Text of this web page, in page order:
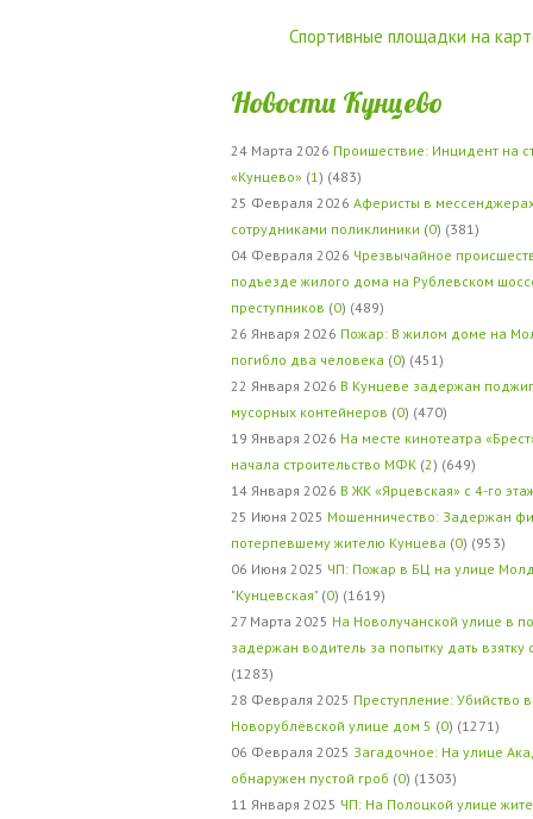
Спортивные площадки на
Новости Кунцево
24 Марта 2026 Проишествие: Инцидент на
«Кунцево» (1 ) (483)
25 Февраля 2026 Аферисты в
сотрудниками поликлиники (0) (381)
04 Февраля 2026 Чрезвычайное
подъезде жилого дома на Рублевском
преступников (0) (489)
26 Января 2026 Пожар: В жилом доме на
погибло два человека (0) (451)
22 Января 2026 В Кунцеве задержан
мусорных контейнеров (0) (470)
19 Января 2026 На месте кинотеатра
начала строительство МФК (2) (649)
14 Января 2026 В ЖК «Ярцевская» с 4-го
25 Июня 2025 Мошенничество: Задержан
потерпевшему жителю Кунцева (0) (953)
06 Июня 2025 ЧП: Пожар в БЦ на улице
"Кунцевская" (0) (1619)
27 Марта 2025 На Новолучанской улице в
задержан водитель за попытку дать
(1283)
28 Февраля 2025 Преступление: Убийство
Новорублёвской улице дом 5 (0) (1271)
06 Февраля 2025 Загадочное: На улице
обнаружен пустой гроб (0) (1303)
11 Января 2025 ЧП: На Полоцкой улице